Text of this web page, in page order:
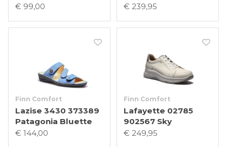
€ 99,00
€ 239,95
Finn Comfort
Lazise 3430 373389
Patagonia Bluette
€ 144,00
Finn Comfort
Lafayette 02785
902567 Sky
€ 249,95